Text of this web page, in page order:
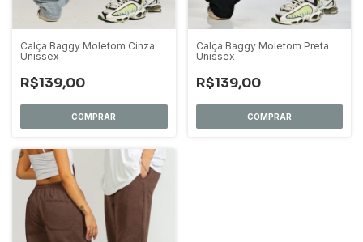
Calça Baggy Moletom Cinza
Unissex
R$139,00
COMPRAR
Calça Baggy Moletom Preta
Unissex
R$139,00
COMPRAR